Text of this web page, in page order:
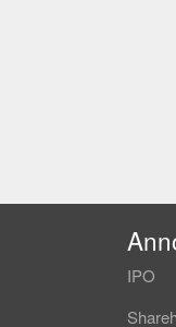
IPO